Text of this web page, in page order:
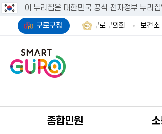
이 누리집은 대한민국 공식 전자정부 누리
구로구청 구로구의회 보건소
종합민원